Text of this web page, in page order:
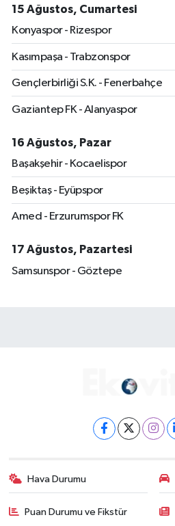
15 Ağustos, Cumartesi
Konyaspor - Rizespor
Kasımpaşa - Trabzonspor
Gençlerbirliği S.K. - Fenerbahçe
Gaziantep FK - Alanyaspor
16 Ağustos, Pazar
Başakşehir - Kocaelispor
Beşiktaş - Eyüpspor
Amed - Erzurumspor FK
17 Ağustos, Pazartesi
Samsunspor - Göztepe
Hava Durumu
Puan Durumu ve Fikstür